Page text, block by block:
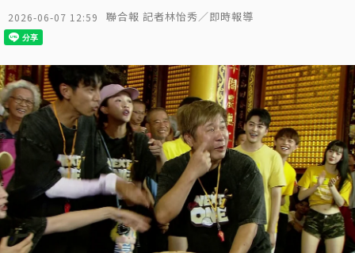
2026-06-07 12:59 聯合報 記者林怡秀／即時報導